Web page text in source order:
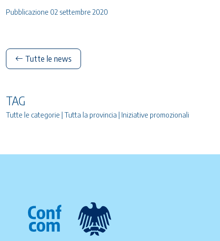
Pubblicazione 02 settembre 2020
Tutte le news
TAG
Tutte le categorie | Tutta la provincia | Iniziative promozionali